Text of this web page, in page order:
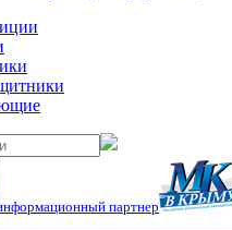
партнер